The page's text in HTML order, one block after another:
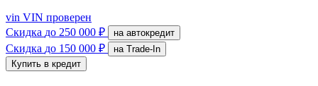
vin VIN проверен
Скидка до 250 000 ₽ на автокредит
Скидка до 150 000 ₽
на Trade-In
Купить в кредит